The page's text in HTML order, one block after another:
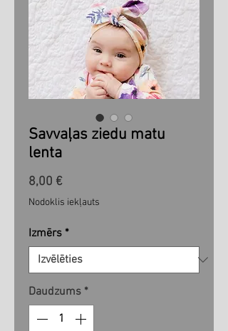
Savvaļas ziedu matu
lenta
8,00 €Cena
Nodoklis iekļauts
Izmērs *
Daudzums *